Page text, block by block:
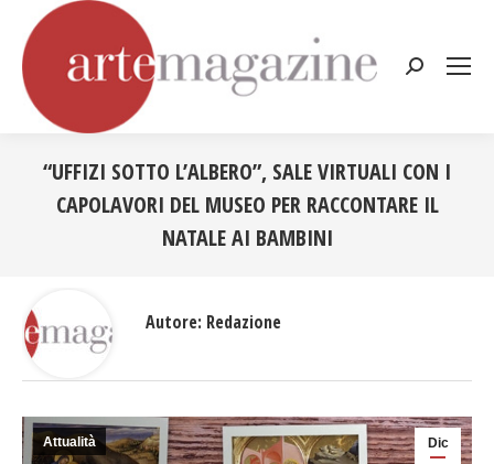
Cerca:
“UFFIZI SOTTO L’ALBERO”, SALE VIRTUALI CON I
CAPOLAVORI DEL MUSEO PER RACCONTARE IL
NATALE AI BAMBINI
Dic
Attualità
Autore: Redazione